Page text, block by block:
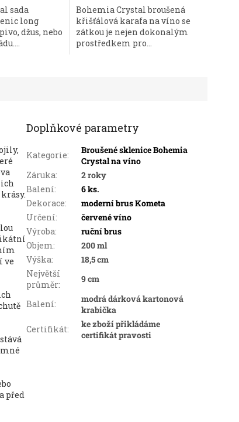
sada
long
džus, nebo
Bohemia Crystal broušená
křišťálová karafa na víno se
zátkou je nejen dokonalým
prostředkem pro...
ve
před
Doplňkové parametry
Kategorie:
Broušené sklenice Bohemia
Crystal na víno
Záruka:
2 roky
Balení:
6 ks.
Dekorace:
moderní brus Kometa
Určení:
červené víno
Výroba:
ruční brus
Objem:
200 ml
Výška:
18,5 cm
Největší
průměr:
9 cm
Balení:
modrá dárková kartonová
krabička
Certifikát:
ke zboží přikládáme
certifikát pravosti